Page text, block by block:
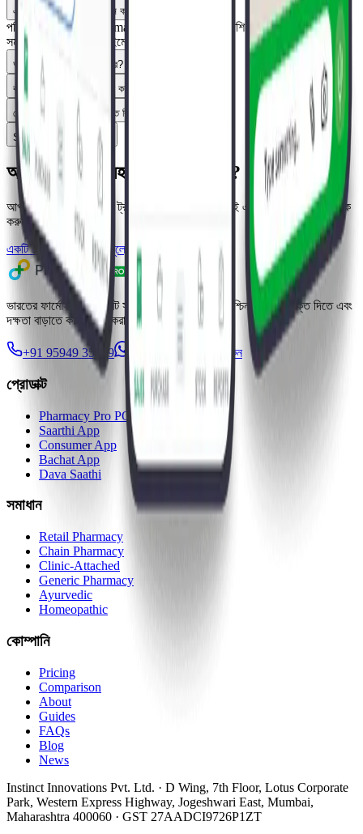
এটি কি মূল POS প্রতিস্থাপন করে না পরিপূরক?
পরিপূরক। Saarthi Pharmacy Pro POS-এর পাশাপাশি চলে — স্টক ও বিক্রয়
সমস্ত ডিভাইসে রিয়েল-টাইমে সিঙ্ক হয়।
আসলে কোন হার্ডওয়্যার দরকার?
কর্মীরা ব্যক্তিগত ফোন ব্যবহার করলে কি নিরাপদ?
ডেলিভারি কর্মীরা কি চলতে চলতে বিল করতে পারবে?
Saarthi-এর দাম কত?
আপনার ফার্মেসি সহজ করতে প্রস্তুত?
আপনার বিনামূল্যের 7-day ট্রায়াল শুরু করুন অথবা আজই একটি ব্যক্তিগত ডেমো বুক
করুন।
একটি ডেমো বুক করুন
বিনামূল্যে ব্যবহার করে দেখুন
ভারতের ফার্মেসি ম্যানেজমেন্ট সফটওয়্যার — আপনাকে দুশ্চিন্তা থেকে মুক্তি দিতে এবং
দক্ষতা বাড়াতে কাস্টমাইজ করা।
+91 95949 35199 WhatsApp-এ চ্যাট করুন
প্রোডাক্ট
Pharmacy Pro POS
Saarthi App
Consumer App
Bachat App
Dava Saathi
সমাধান
Retail Pharmacy
Chain Pharmacy
Clinic-Attached
Generic Pharmacy
Ayurvedic
Homeopathic
কোম্পানি
Pricing
Comparison
About
Guides
FAQs
Blog
News
Instinct Innovations Pvt. Ltd. · D Wing, 7th Floor, Lotus Corporate
Park, Western Express Highway, Jogeshwari East, Mumbai,
Maharashtra 400060 · GST 27AADCI9726P1ZT